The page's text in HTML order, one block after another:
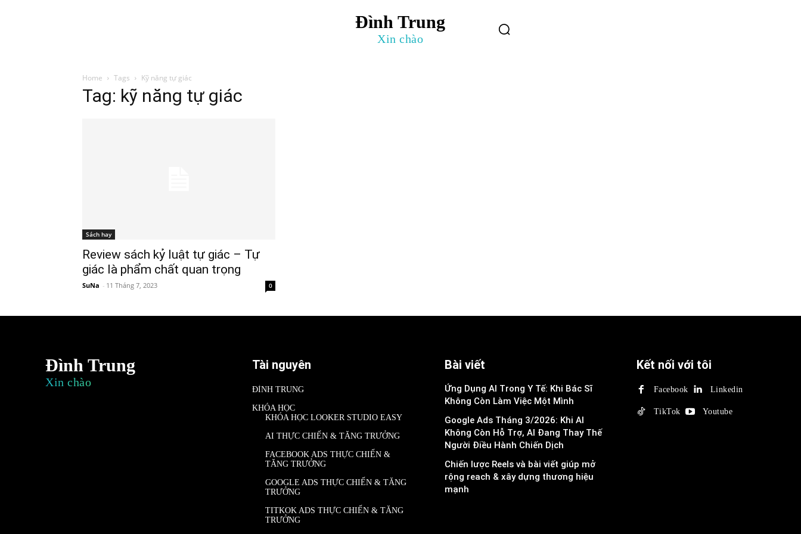
Đình Trung
Xin chào
Home Tags Kỹ năng tự giác
Tag: kỹ năng tự giác
Sách hay
Review sách kỷ luật tự giác – Tự
giác là phẩm chất quan trọng
SuNa - 11 Tháng 7, 2023 0
Đình Trung
Xin chào
Tài nguyên
ĐÌNH TRUNG
KHÓA HỌC
KHÓA HỌC LOOKER STUDIO EASY
AI THỰC CHIẾN & TĂNG TRƯỞNG
FACEBOOK ADS THỰC CHIẾN &
TĂNG TRƯỞNG
GOOGLE ADS THỰC CHIẾN & TĂNG
TRƯỞNG
TITKOK ADS THỰC CHIẾN & TĂNG
TRƯỞNG
Bài viết
Ứng Dụng AI Trong Y Tế: Khi Bác Sĩ
Không Còn Làm Việc Một Mình
Google Ads Tháng 3/2026: Khi AI
Không Còn Hỗ Trợ, AI Đang Thay Thế
Người Điều Hành Chiến Dịch
Chiến lược Reels và bài viết giúp mở
rộng reach & xây dựng thương hiệu
mạnh
Kết nối với tôi
Facebook Linkedin
TikTok Youtube